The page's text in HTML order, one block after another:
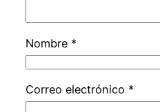
Nombre *
Correo electrónico *